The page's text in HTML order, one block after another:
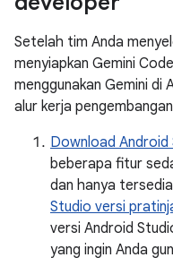
Setelah tim Anda
menyiapkan Gemini
menggunakan Gemini di
alur kerja
Download Android
beberapa fitur
dan hanya
Studio versi
versi Android
yang ingin Anda